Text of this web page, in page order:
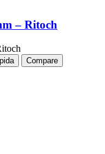
– Ritoch
Compare